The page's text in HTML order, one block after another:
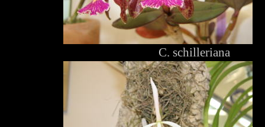
C. schilleriana